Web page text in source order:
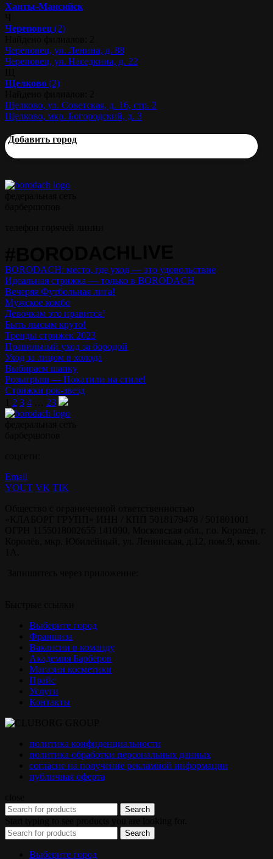
Ханты-Мансийск
Череповец (2)
Череповец, ул. Ленина, д. 88
Череповец, ул. Наседкина, д. 22
Щелково (2)
Щелково, ул. Советская, д. 16, стр. 2
Щелково, мкр. Богородский, д. 3
Добавить город
BORODACH: место, где уход — это удовольствие
Идеальная стрижка — только в BORODACH
Вечеряя Футбольная лига!
Мужское комбо
Девочкам это нравится!
Быть лысым круто!
Тренды стрижек 2023
Правильный уход за бородой
Уход за лицом в холода
Выбираем шапку
Розыгрыш — Покатили на стиле!
Стрижки рок-звезд
2 3 4 23
Email
YOUT VK TIK
Выберите город
Франшиза
Вакансии в команду
Академия Барберов
Магазин косметики
Прайс
Услуги
Контакты
политика конфиденциальности
политика обработки персональных данных
согласие на получение рекламной информации
публичная оферта
Search
Search
Выберите город